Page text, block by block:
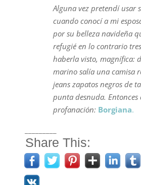
Alguna vez pretendí usar
cuando conocí a mi
por su belleza navideña
refugié en lo contrario
haberla visto, magnífica:
marino salía una camisa
jeans zapatos negros de
punta desnuda. Entonces
profanación: Borgiana.
Share This: